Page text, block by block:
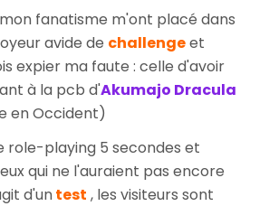
fanatisme m'ont placé dans
avide de challengeet
expier ma faute : celle d'avoir
à la pcb d'Akumajo Dracula
en Occident)
role-playing 5 secondes et
qui ne l'auraient pas encore
d'untest , les visiteurs sont